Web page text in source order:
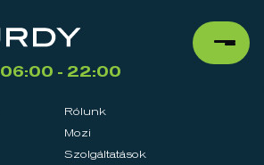
06:00 - 22:00
Rólunk
Mozi
Szolgáltatások